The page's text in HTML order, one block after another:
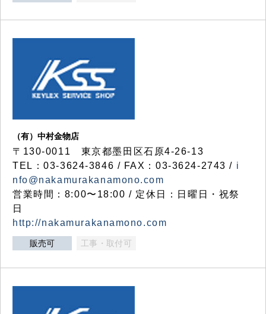
（有）中村金物店
〒130-0011 東京都墨田区石原4-26-13
TEL：03-3624-3846 / FAX：03-3624-2743 / i
nfo@nakamurakanamono.com
営業時間：8:00〜18:00 / 定休日：日曜日・祝祭
日
http://nakamurakanamono.com
販売可 工事・取付可